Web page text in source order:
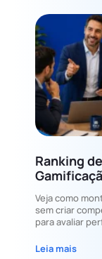
Ranking
Veja como
sem criar
para avaliar
Leia mais